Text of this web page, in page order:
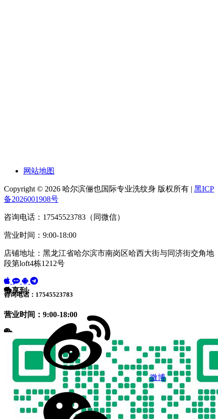
网站地图
Copyright © 2026 哈尔滨俪也国际专业洗纹身 版权所有 | 黑ICP
备2026001908号
咨询电话：17545523783（同微信）
营业时间：9:00-18:00
店铺地址：黑龙江省哈尔滨市南岗区哈西大街与同济街交角地
段第loft4栋1212号
咨询电话：17545523783
营业时间：9:00-18:00
分享到:
微博